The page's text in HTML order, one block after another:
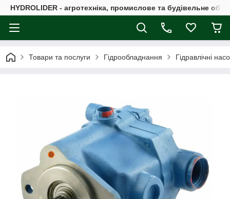
HYDROLIDER - агротехніка, промислове та будівельне
Товари та послуги Гідрообладнання Гідравлічні